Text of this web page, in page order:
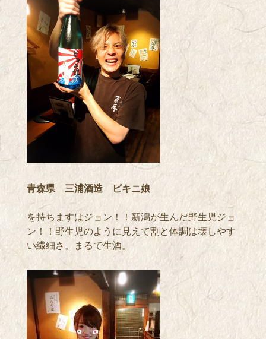
青森県 三浦酒造 ビキニ娘
を持ちますはジョン！！新潟が生んだ野生児ジョ
ン！！野生児のように見えて割と体調は壊しやす
い繊細さ。まるで生酒。